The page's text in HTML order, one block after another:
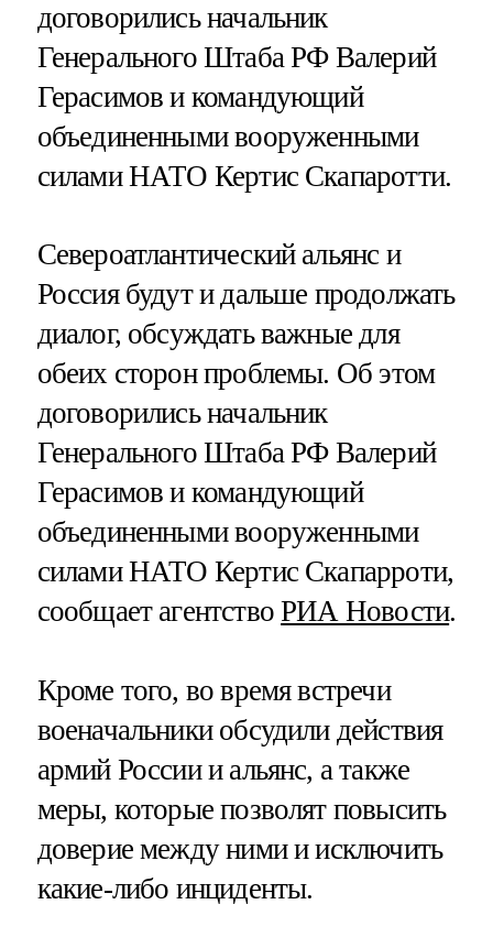
договорились начальник
Генерального Штаба РФ Валерий
Герасимов и командующий
объединенными вооруженными
силами НАТО Кертис Скапаротти.
Североатлантический альянс и
Россия будут и дальше продолжать
диалог, обсуждать важные для
обеих сторон проблемы. Об этом
договорились начальник
Генерального Штаба РФ Валерий
Герасимов и командующий
объединенными вооруженными
силами НАТО Кертис Скапарроти,
сообщает агентствоРИА Новости.
Кроме того, во время встречи
военачальники обсудили действия
армий России и альянс, а также
меры, которые позволят повысить
доверие между ними и исключить
какие-либо инциденты.